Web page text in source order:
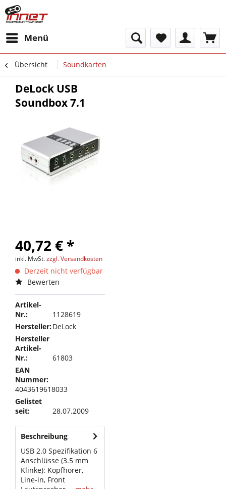
Menü
Übersicht Soundkarten
DeLock USB
Soundbox 7.1
40,72 € *
inkl. MwSt.zzgl. Versandkosten
Derzeit nicht verfügbar
Bewerten
Artikel-
Nr.:
1128619
Hersteller:DeLock
Hersteller
Artikel-
Nr.:
61803
EAN
Nummer:
4043619618033
Gelistet
seit:
28.07.2009
Beschreibung
USB 2.0 Spezifikation 6
Anschlüsse (3.5 mm
Klinke): Kopfhörer,
Line-in, Front